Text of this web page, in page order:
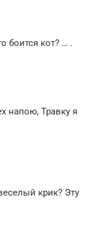
боится кот? … .
напою, Травку я
крик? Эту